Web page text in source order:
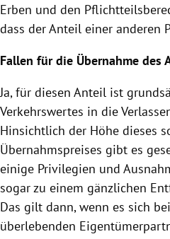
Erben und den
dass der Anteil einer anderen
Fallen für die Übernahme des
Ja, für diesen Anteil ist
Verkehrswertes in die
Hinsichtlich der Höhe dieses
Übernahmspreises gibt es
einige Privilegien und
sogar zu einem gänzlichen
Das gilt dann, wenn es sich
überlebenden